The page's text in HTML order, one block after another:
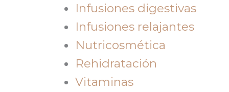
Infusiones digestivas
Infusiones relajantes
Nutricosmética
Rehidratación
Vitaminas